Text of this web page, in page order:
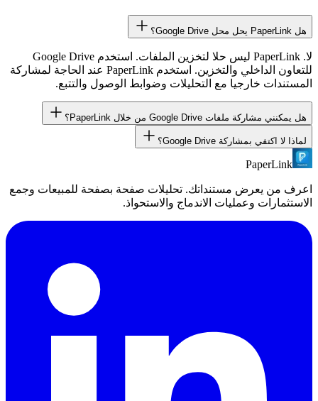
هل PaperLink يحل محل Google Drive؟
لا. PaperLink ليس حلا لتخزين الملفات. استخدم Google Drive
للتعاون الداخلي والتخزين. استخدم PaperLink عند الحاجة لمشاركة
المستندات خارجيا مع التحليلات وضوابط الوصول والتتبع.
هل يمكنني مشاركة ملفات Google Drive من خلال PaperLink؟
الخارجية، وليست اضافة لـ Google Drive.
لماذا لا اكتفي بمشاركة Google Drive؟
ومتطلبات NDA وانتهاء صلاحية الرابط والتحكم في التنزيل.
PaperLink يضيف كل هذه الامكانيات.
PaperLink
اعرف من يعرض مستنداتك. تحليلات صفحة بصفحة للمبيعات وجمع
الاستثمارات وعمليات الاندماج والاستحواذ.